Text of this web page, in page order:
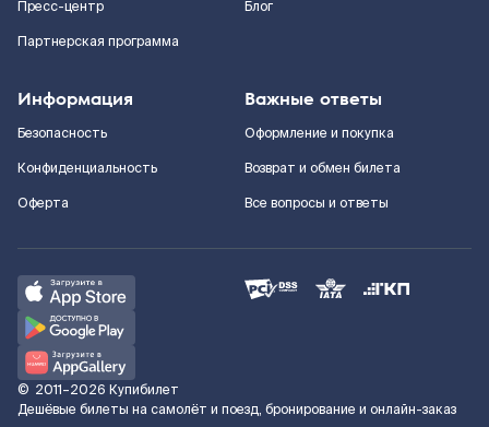
Пресс-центр
Партнерская программа
Блог
Информация
Безопасность
Конфиденциальность
Оферта
Важные ответы
Оформление и покупка
Возврат и обмен билета
Все вопросы и ответы
© 2011–2026 Купибилет
Дешёвые билеты на самолёт и поезд, бронирование и онлайн-заказ